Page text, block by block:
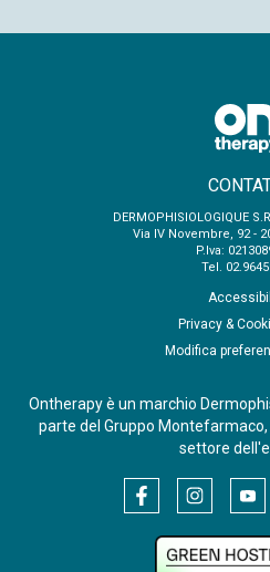
DERMOPHISIOLOGIQUE
Via IV Novembre, 92 -
P.Iva:
Tel.
Privacy &
Modifica
Ontherapy è un marchio
parte del Gruppo
settore